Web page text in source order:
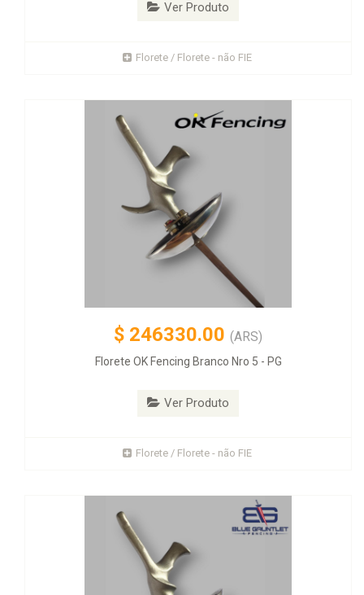
Ver Produto
Florete / Florete - não FIE
$ 246330.00 (ARS)
Florete OK Fencing Branco Nro 5 - PG
Ver Produto
Florete / Florete - não FIE